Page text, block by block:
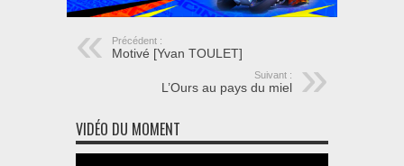
Précédent :
Motivé [Yvan TOULET]
Suivant :
L’Ours au pays du miel
VIDÉO DU MOMENT